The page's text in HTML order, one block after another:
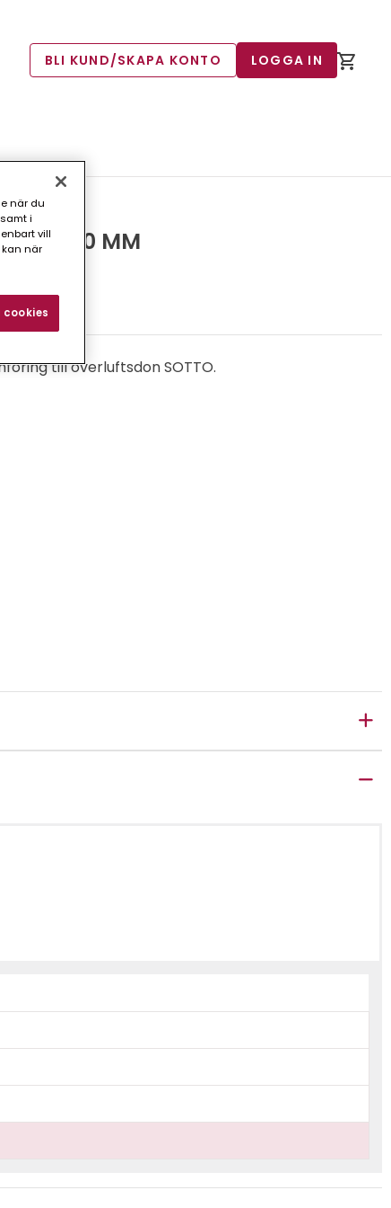
BLI KUND/SKAPA KONTO LOGGA IN
160 MM
till överluftsdon SOTTO.
när du
i
vill
när